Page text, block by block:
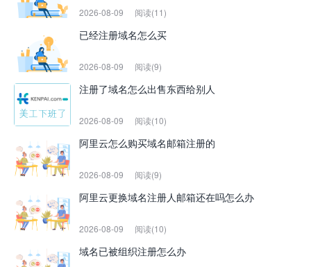
2026-08-09 阅读(11)
已经注册域名怎么买
2026-08-09 阅读(9)
注册了域名怎么出售东西给别人
2026-08-09 阅读(10)
阿里云怎么购买域名邮箱注册的
2026-08-09 阅读(9)
阿里云更换域名注册人邮箱还在吗怎么办
2026-08-09 阅读(10)
域名已被组织注册怎么办